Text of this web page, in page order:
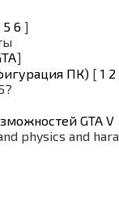
5 6 ]
]
ПК) [ 1 2
GTA V
physics and